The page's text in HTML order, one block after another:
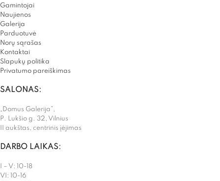
Gamintojai
Naujienos
Galerija
Parduotuvė
Norų sąrašas
Kontaktai
Slapukų politika
Privatumo pareiškimas
SALONAS:
„Domus Galerija”,
P. Lukšio g. 32, Vilnius
II aukštas, centrinis įėjimas
DARBO LAIKAS:
I – V: 10-18
VI: 10-16